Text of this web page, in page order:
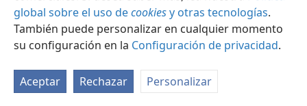
global sobre el uso decookiesy otras tecnologías.
También puede personalizar en cualquier momento
su configuración en la Configuración de privacidad.
Aceptar Rechazar Personalizar